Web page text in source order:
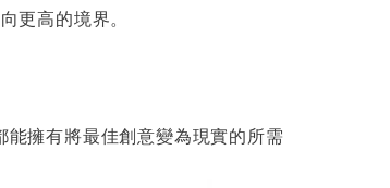
更高的境界。
擁有將最佳創意變為現實的所需